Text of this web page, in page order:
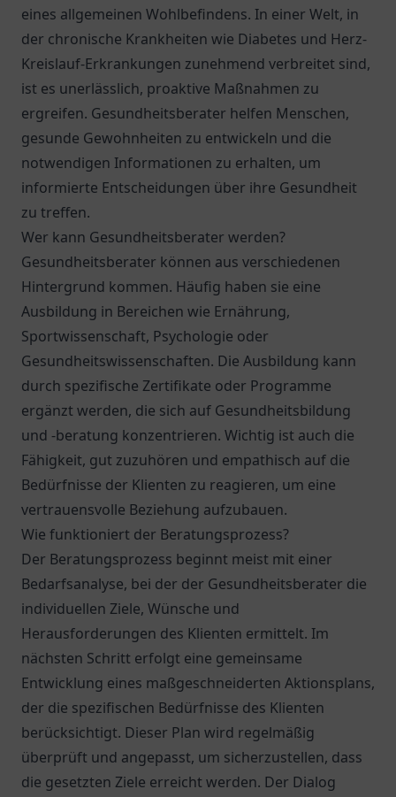
eines allgemeinen Wohlbefindens. In einer Welt, in
der chronische Krankheiten wie Diabetes und Herz-
Kreislauf-Erkrankungen zunehmend verbreitet sind,
ist es unerlässlich, proaktive Maßnahmen zu
ergreifen. Gesundheitsberater helfen Menschen,
gesunde Gewohnheiten zu entwickeln und die
notwendigen Informationen zu erhalten, um
informierte Entscheidungen über ihre Gesundheit
zu treffen.
Wer kann Gesundheitsberater werden?
Gesundheitsberater können aus verschiedenen
Hintergrund kommen. Häufig haben sie eine
Ausbildung in Bereichen wie Ernährung,
Sportwissenschaft, Psychologie oder
Gesundheitswissenschaften. Die Ausbildung kann
durch spezifische Zertifikate oder Programme
ergänzt werden, die sich auf Gesundheitsbildung
und -beratung konzentrieren. Wichtig ist auch die
Fähigkeit, gut zuzuhören und empathisch auf die
Bedürfnisse der Klienten zu reagieren, um eine
vertrauensvolle Beziehung aufzubauen.
Wie funktioniert der Beratungsprozess?
Der Beratungsprozess beginnt meist mit einer
Bedarfsanalyse, bei der der Gesundheitsberater die
individuellen Ziele, Wünsche und
Herausforderungen des Klienten ermittelt. Im
nächsten Schritt erfolgt eine gemeinsame
Entwicklung eines maßgeschneiderten Aktionsplans,
der die spezifischen Bedürfnisse des Klienten
berücksichtigt. Dieser Plan wird regelmäßig
überprüft und angepasst, um sicherzustellen, dass
die gesetzten Ziele erreicht werden. Der Dialog